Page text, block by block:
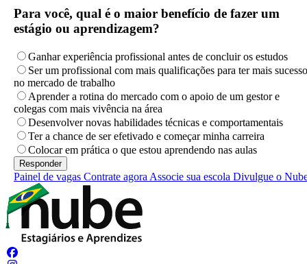
Para você, qual é o maior benefício de fazer um
estágio ou aprendizagem?
Ganhar experiência profissional antes de concluir os estudos
Ser um profissional com mais qualificações para ter mais sucesso
no mercado de trabalho
Aprender a rotina do mercado com o apoio de um gestor e
colegas com mais vivência na área
Desenvolver novas habilidades técnicas e comportamentais
Ter a chance de ser efetivado e começar minha carreira
Colocar em prática o que estou aprendendo nas aulas
Painel de vagas Contrate agora Associe sua escola Divulgue o